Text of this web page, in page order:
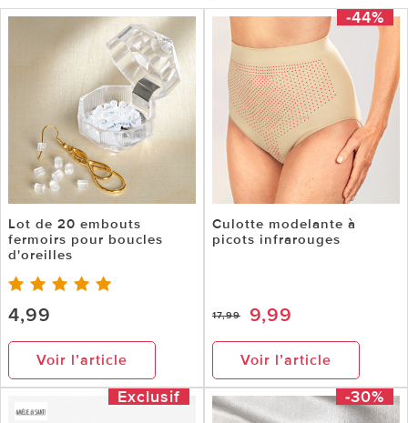
Lot de 20 embouts
fermoirs pour boucles
d'oreilles
4,99
Voir l’article
-44%
Culotte modelante à
picots infrarouges
17,99 9,99
Voir l’article
Exclusif -30%